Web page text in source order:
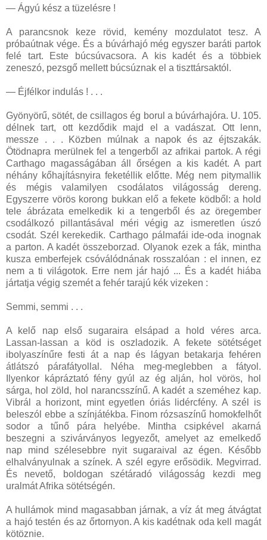
— Ágyú kész a tüzelésre !
A parancsnok keze rövid, kemény mozdulatot tesz. A
próbaútnak vége. És a búvárhajó még egyszer baráti partok
felé tart. Este búcsúvacsora. A kis kadét és a többiek
zeneszó, pezsgő mellett búcsúznak el a tiszttársaktól.
— Éjfélkor indulás ! . . .
Gyönyörű, sötét, de csillagos ég borul a búvárhajóra. U. 105.
délnek tart, ott kezdődik majd el a vadászat. Ott lenn,
messze . . . Közben múlnak a napok és az éjtszakák.
Ötödnapra merülnek fel a tengerből az afrikai partok. A régi
Carthago magasságában áll őrségen a kis kadét. A part
néhány kőhajításnyira feketéllik előtte. Még nem pitymallik
és mégis valamilyen csodálatos világosság dereng.
Egyszerre vörös korong bukkan elő a fekete ködből: a hold
tele ábrázata emelkedik ki a tengerből és az öregember
csodálkozó pillantásával méri végig az ismeretlen úszó
csodát. Szél kerekedik. Carthago pálmafái ide-oda inognak
a parton. A kadét összeborzad. Olyanok ezek a fák, mintha
kusza emberfejek csóválódnának rosszalóan : el innen, ez
nem a ti világotok. Erre nem jár hajó ... És a kadét hiába
jártatja végig szemét a fehér tarajú kék vizeken :
Semmi, semmi . . .
A kelő nap első sugaraira elsápad a hold véres arca.
Lassan-lassan a köd is oszladozik. A fekete sötétséget
ibolyaszínűre festi át a nap és lágyan betakarja fehéren
átlátszó párafátyollal. Néha meg-meglebben a fátyol.
Ilyenkor kápráztató fény gyúl az ég alján, hol vörös, hol
sárga, hol zöld, hol narancsszínű. A kadét a szeméhez kap.
Vibrál a horizont, mint egyetlen óriás lidércfény. A szél is
beleszól ebbe a színjátékba. Finom rózsaszínű homokfelhőt
sodor a tűnő pára helyébe. Mintha csipkével akarná
beszegni a szivárványos legyezőt, amelyet az emelkedő
nap mind szélesebbre nyit sugaraival az égen. Később
elhalványulnak a színek. A szél egyre erősödik. Megvirrad.
És nevető, boldogan szétáradó világosság kezdi meg
uralmát Afrika sötétségén.
A hullámok mind magasabban járnak, a víz át meg átvágtat
a hajó testén és az őrtornyon. A kis kadétnak oda kell magát
kötöznie.